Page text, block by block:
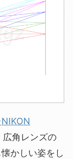
NIKON
広角レンズの
かしい姿をし